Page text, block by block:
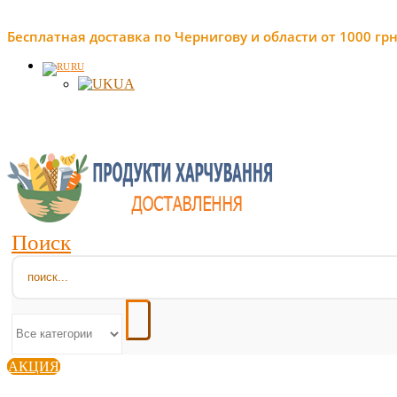
Бесплатная доставка по Чернигову и области от 1000
RU
UA
Поиск
АКЦИЯ